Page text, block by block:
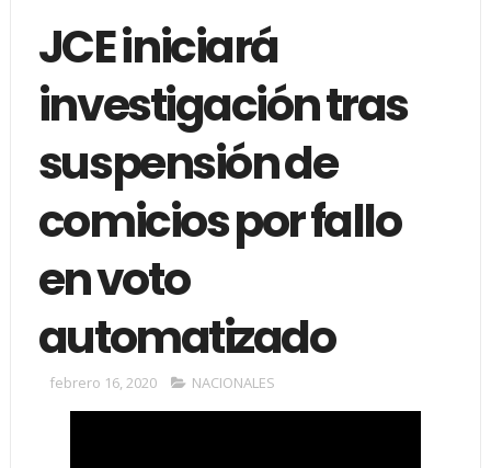
JCE iniciará
investigación tras
suspensión de
comicios por fallo
en voto
automatizado
febrero 16, 2020 NACIONALES